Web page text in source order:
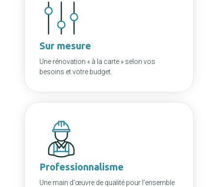
Sur mesure
Une rénovation « à la carte » selon vos
besoins et votre budget.
Professionnalisme
Une main d’œuvre de qualité pour l’ensemble